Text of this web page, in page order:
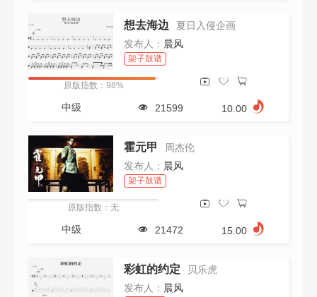
想去海边
夏日入侵企画
发布人： 晨风
架子鼓谱
原版指数：98%
中级 21599 10.00
霍元甲
周杰伦
发布人： 晨风
架子鼓谱
原版指数：无
中级 21472 15.00
彩虹的约定
贝乐虎
发布人： 晨风